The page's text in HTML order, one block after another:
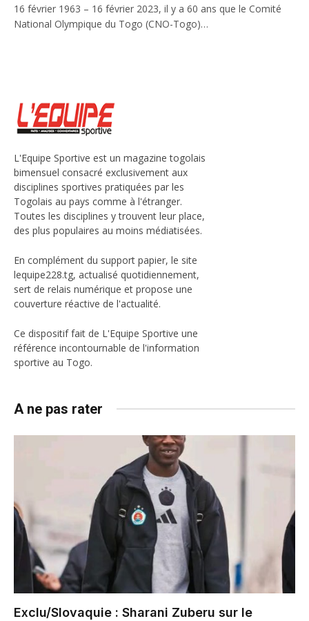
16 février 1963 – 16 février 2023, il y a 60 ans que le Comité
National Olympique du Togo (CNO-Togo)…
L'Equipe Sportive est un magazine togolais
bimensuel consacré exclusivement aux
disciplines sportives pratiquées par les
Togolais au pays comme à l'étranger.
Toutes les disciplines y trouvent leur place,
des plus populaires au moins médiatisées.
En complément du support papier, le site
lequipe228.tg, actualisé quotidiennement,
sert de relais numérique et propose une
couverture réactive de l'actualité.
Ce dispositif fait de L'Equipe Sportive une
référence incontournable de l'information
sportive au Togo.
A ne pas rater
Exclu/Slovaquie : Sharani Zuberu sur le